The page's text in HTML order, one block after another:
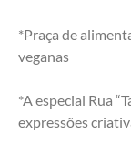
*Praça de
veganas
*A especial Rua
expressões